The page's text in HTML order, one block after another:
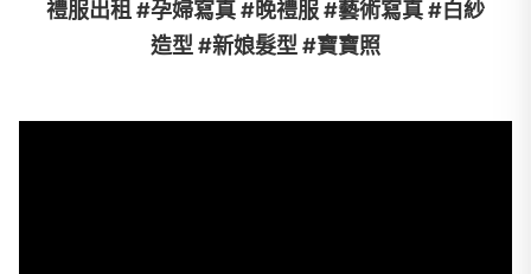
禮服出租 #孕婦寫真 #晚禮服 #藝術寫真 #白紗
造型 #新娘髮型 #寶寶照